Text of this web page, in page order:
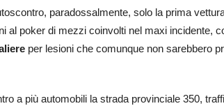
paradossalmente, solo la prima
al poker di mezzi coinvolti nel maxi incidente,
per lesioni che comunque non sarebbero
a più automobili la strada provinciale 350,